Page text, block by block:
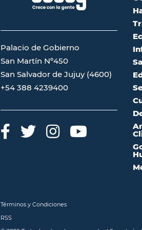
Palacio de Gobierno
San Martín Nº450
San Salvador de Jujuy (4600)
+54 388 4239400
Términos y Condiciones
RSS